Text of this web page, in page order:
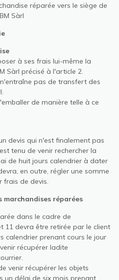
réparée vers le siège de
Sàrl
à ses frais lui-même la
Sàrl précisé à l'article 2.
pas de transfert des
de manière telle à ce
devis qui n'est finalement pas
tenu de venir rechercher la
de huit jours calendrier à dater
en outre, régler une somme
frais de devis.
réparées
dans le cadre de
11 devra être retirée par le client
calendrier prenant cours le jour
récupérer ladite
venir récupérer les objets
un délai de six mois prenant